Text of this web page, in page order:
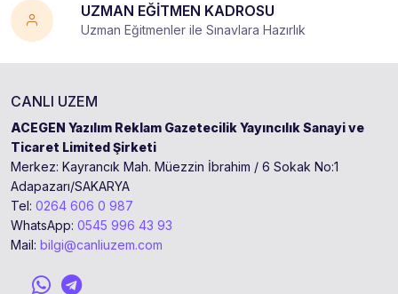
UZMAN EĞİTMEN KADROSU
Uzman Eğitmenler ile Sınavlara Hazırlık
CANLI UZEM
ACEGEN Yazılım Reklam Gazetecilik Yayıncılık Sanayi ve
Ticaret Limited Şirketi
Merkez: Kayrancık Mah. Müezzin İbrahim / 6 Sokak No:1
Adapazarı/SAKARYA
Tel: 0264 606 0 987
WhatsApp: 0545 996 43 93
Mail: bilgi@canliuzem.com